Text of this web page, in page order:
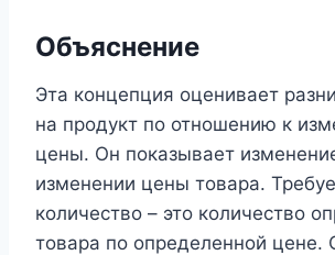
Объяснение
Эта концепция оценивает
на продукт по отношению к
цены. Он показывает
изменении цены товара.
количество – это количество
товара по определенной цене.